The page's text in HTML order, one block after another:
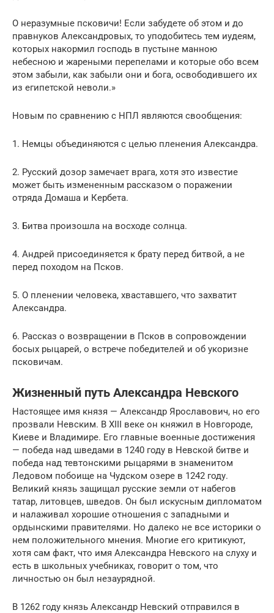
О неразумные псковичи! Если забудете об этом и до
правнуков Александровых, то уподобитесь тем иудеям,
которых накормил господь в пустыне манною
небесною и жареными перепелами и которые обо всем
этом забыли, как забыли они и бога, освободившего их
из египетской неволи.»
Новым по сравнению с НПЛ являются свообщения:
1. Немцы объединяются с целью пленения Александра.
2. Русский дозор замечает врага, хотя это известие
может быть измененным рассказом о поражении
отряда Домаша и Кербета.
3. Битва произошла на восходе солнца.
4. Андрей присоединяется к брату перед битвой, а не
перед походом на Псков.
5. О пленении человека, хваставшего, что захватит
Александра.
6. Рассказ о возвращении в Псков в сопровождении
босых рыцарей, о встрече победителей и об укоризне
псковичам.
Жизненный путь Александра Невского
Настоящее имя князя — Александр Ярославович, но его
прозвали Невским. В XIII веке он княжил в Новгороде,
Киеве и Владимире. Его главные военные достижения
— победа над шведами в 1240 году в Невской битве и
победа над тевтонскими рыцарями в знаменитом
Ледовом побоище на Чудском озере в 1242 году.
Великий князь защищал русские земли от набегов
татар, литовцев, шведов. Он был искусным дипломатом
и налаживал хорошие отношения с западными и
ордынскими правителями. Но далеко не все историки о
нем положительного мнения. Многие его критикуют,
хотя сам факт, что имя Александра Невского на слуху и
есть в школьных учебниках, говорит о том, что
личностью он был незаурядной.
В 1262 году князь Александр Невский отправился в